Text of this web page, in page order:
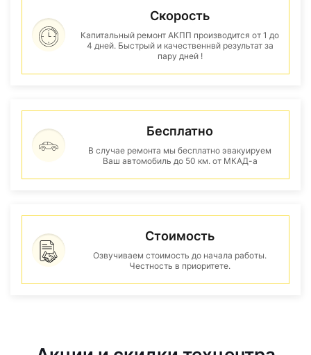
Скорость
Капитальный ремонт АКПП производится от 1 до
4 дней. Быстрый и качественнвй результат за
пару дней !
Бесплатно
В случае ремонта мы бесплатно эвакуируем
Ваш автомобиль до 50 км. от МКАД-а
Стоимость
Озвучиваем стоимость до начала работы.
Честность в приоритете.